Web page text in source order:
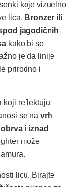
koje vizuelno
lica. Bronzer ili
jagodičnih
kako bi se
je da linije
prirodno i
koji reflektuju
se na vrh
i iznad
može
licu. Birajte